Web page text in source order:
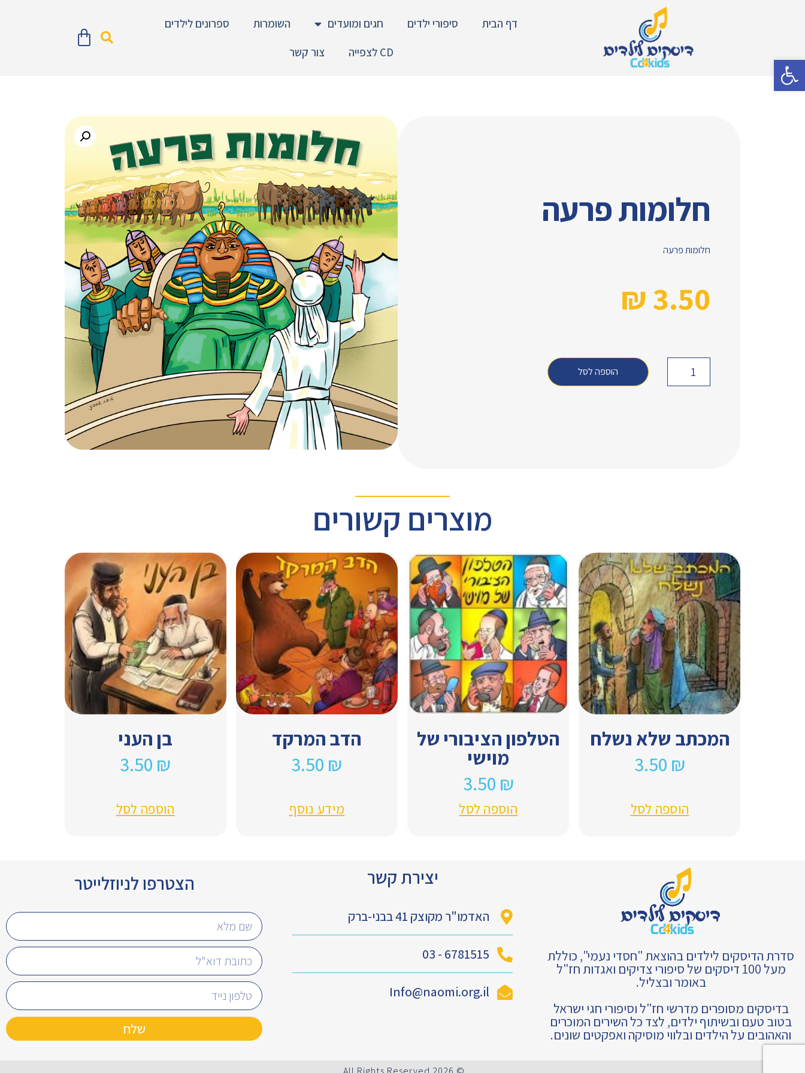
פתח סרגל נגישות
דף הבית סיפורי ילדים חגים ומועדים השומרות
ספרונים לילדים
CD לצפייה
צור קשר
חלומות פרעה
חלומות פרעה
₪3.50
הוספה לסל
מוצרים קשורים
המכתב שלא נשלח
₪
הוספה לסל
הטלפון הציבורי של
מוישי
₪
הוספה לסל
הדב המרקד
₪
מידע נוסף
בן העני
₪
הוספה לסל
סדרת הדיסקים לילדים בהוצאת "חסדי נעמי", כוללת
מעל 100 דיסקים של סיפורי צדיקים ואגדות חז"ל
באומר ובצליל.
בדיסקים מסופרים מדרשי חז"ל וסיפורי חגי ישראל
בטוב טעם ובשיתוף ילדים, לצד כל השירים המוכרים
והאהובים על הילדים ובלווי מוסיקה ואפקטים שונים.
יצירת קשר
האדמו"ר מקוצק 41 בבני-ברק
6781515 - 03
Info@naomi.org.il
הצטרפו לניוזלייטר
שלח